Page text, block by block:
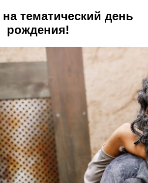
на тематический день
рождения!